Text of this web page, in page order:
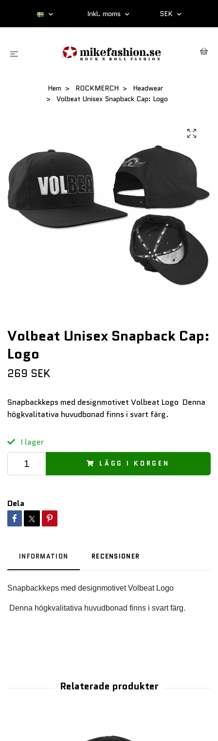
Inkl. moms SEK
Hem ROCKMERCH
Headwear
Volbeat Unisex Snapback Cap: Logo
Volbeat Unisex Snapback Cap:
Logo
269 SEK
Snapbackkeps med designmotivet Volbeat Logo Denna
högkvalitativa huvudbonad finns i svart färg.
I lager
LÄGG I KORGEN
Dela
INFORMATION RECENSIONER
Denna högkvalitativa huvudbonad finns i svart färg.